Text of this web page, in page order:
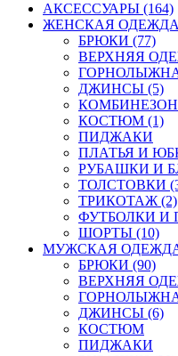
АКСЕССУАРЫ (164)
ЖЕНСКАЯ ОДЕЖДА
БРЮКИ (77)
ВЕРХНЯЯ
ДЖИНСЫ (5)
КОСТЮМ (1)
ПИДЖАКИ
ПЛАТЬЯ И
РУБАШКИ И
ТОЛСТОВКИ
ТРИКОТАЖ (2)
ФУТБОЛКИ И
ШОРТЫ (10)
МУЖСКАЯ
БРЮКИ (90)
ВЕРХНЯЯ
ДЖИНСЫ (6)
КОСТЮМ
ПИДЖАКИ